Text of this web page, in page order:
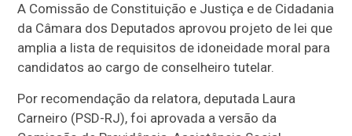
A Comissão de Constituição e Justiça e de Cidadania
da Câmara dos Deputados aprovou projeto de lei que
amplia a lista de requisitos de idoneidade moral para
candidatos ao cargo de conselheiro tutelar.
Por recomendação da relatora, deputada Laura
Carneiro (PSD-RJ), foi aprovada a versão da